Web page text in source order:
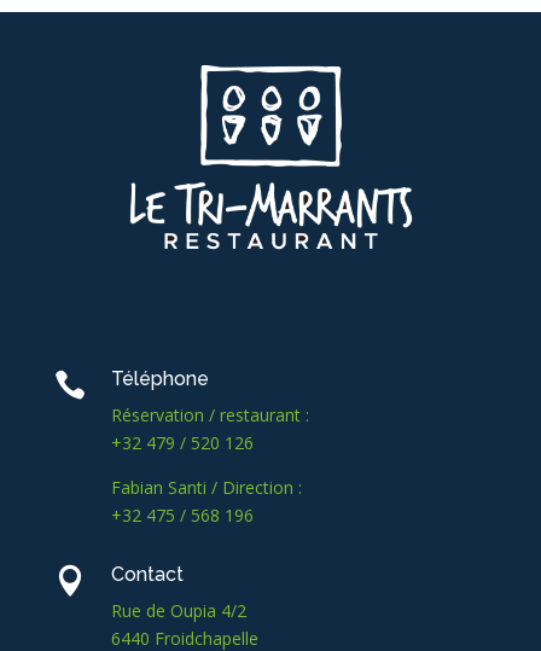

Téléphone
Réservation / restaurant :
+32 479 / 520 126
Fabian Santi / Direction :
+32 475 / 568 196

Contact
Rue de Oupia 4/2
6440 Froidchapelle